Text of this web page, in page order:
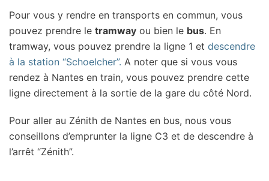
Pour vous y rendre en transports en commun, vous
pouvez prendre le tramway ou bien le bus. En
tramway, vous pouvez prendre la ligne 1 et descendre
à la station “Schoelcher”. A noter que si vous vous
rendez à Nantes en train, vous pouvez prendre cette
ligne directement à la sortie de la gare du côté Nord.
Pour aller au Zénith de Nantes en bus, nous vous
conseillons d’emprunter la ligne C3 et de descendre à
l’arrêt “Zénith”.